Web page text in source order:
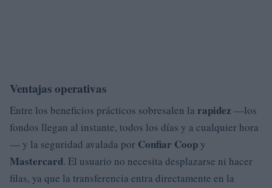
Ventajas operativas
Entre los beneficios prácticos sobresalen la rapidez —los
fondos llegan al instante, todos los días y a cualquier hora
— y la seguridad avalada por Confiar Coop y
Mastercard. El usuario no necesita desplazarse ni hacer
filas, ya que la transferencia entra directamente en la